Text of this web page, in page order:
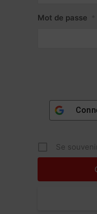
Mot de passe
Se